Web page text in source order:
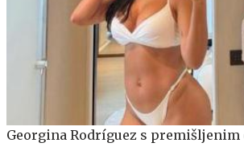
Georgina Rodríguez s premišljenim